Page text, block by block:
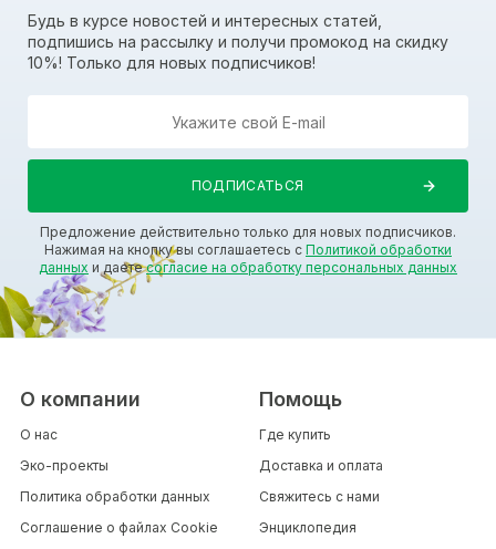
Будь в курсе новостей и интересных статей,
подпишись на рассылку и получи промокод на скидку
10%! Только для новых подписчиков!
Предложение действительно только для новых подписчиков.
Нажимая на кнопку вы соглашаетесь с Политикой обработки
данных и даетесогласие на обработку персональных данных
О компании
О нас
Эко-проекты
Политика обработки данных
Соглашение о файлах Cookie
Помощь
Где купить
Доставка и оплата
Свяжитесь с нами
Энциклопедия